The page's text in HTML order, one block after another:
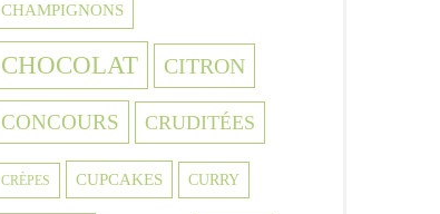
CHAMPIGNONS
CHOCOLAT CITRON
CONCOURS CRUDITÉES
CRÈPES CUPCAKES CURRY